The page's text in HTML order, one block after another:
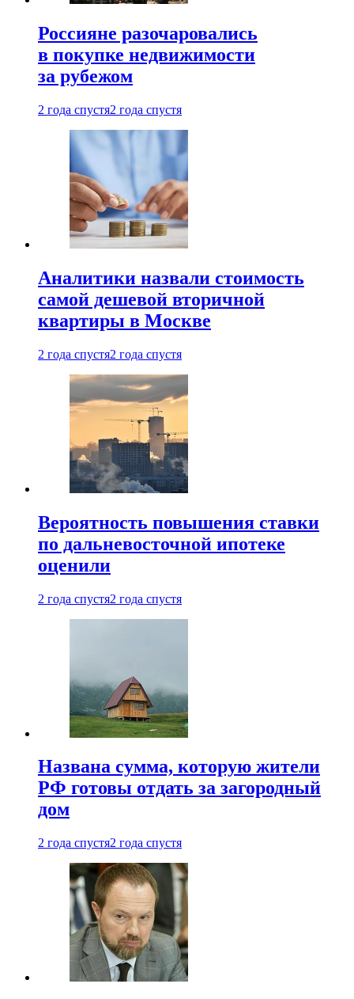
Россияне разочаровались
в покупке недвижимости
за рубежом
2 года спустя2 года спустя
Аналитики назвали стоимость
самой дешевой вторичной
квартиры в Москве
2 года спустя2 года спустя
Вероятность повышения ставки
по дальневосточной ипотеке
оценили
2 года спустя2 года спустя
Названа сумма, которую жители
РФ готовы отдать за загородный
дом
2 года спустя2 года спустя